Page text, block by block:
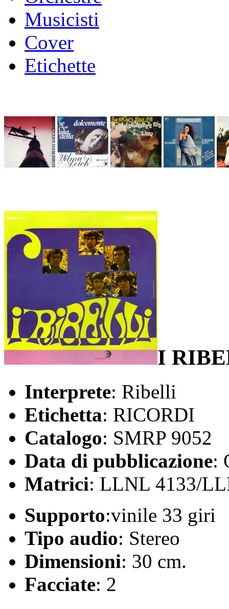
Musicisti
Cover
Etichette
I
Interprete: Ribelli
Etichetta: RICORDI
Catalogo: SMRP 9052
Data di pubblicazione:
Matrici: LLNL 4133/
Supporto:vinile 33 giri
Tipo audio: Stereo
Dimensioni: 30 cm.
Facciate: 2